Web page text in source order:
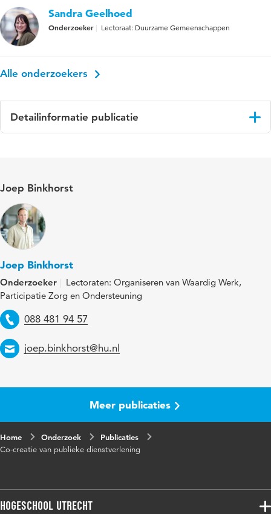
Sandra Geelhoed
Onderzoeker Lectoraat: Duurzame Gemeenschappen
Alle onderzoekers
Detailinformatie publicatie
in
Trefwoorden
Paginabereik
Joep Binkhorst
Joep Binkhorst
Onderzoeker
Lectoraten: Organiseren van Waardig Werk,
Participatie Zorg en Ondersteuning
Telefoon
088 481 94 57
Email
joep.binkhorst@hu.nl
Meer publicaties
Home Onderzoek
Publicaties
Co-creatie van publieke dienstverlening
Hogeschool Utrecht